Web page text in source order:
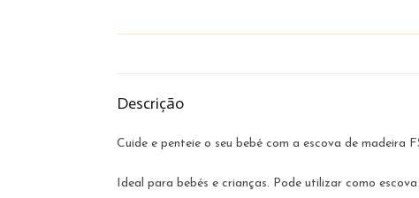
Descrição
Cuide e penteie o seu bebé com a escova de madeira
Ideal para bebés e crianças. Pode utilizar como